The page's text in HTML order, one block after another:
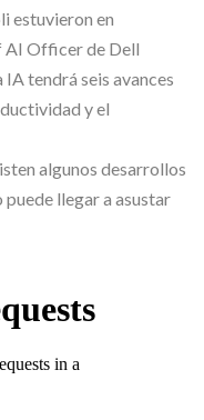
estuvieron en
AI Officer de Dell
tendrá seis avances
y el
algunos desarrollos
llegar a asustar